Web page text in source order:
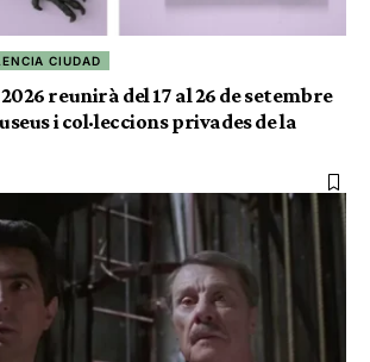
CIUDAD
reunirà del 17 al 26 de setembre
i col·leccions privades de la